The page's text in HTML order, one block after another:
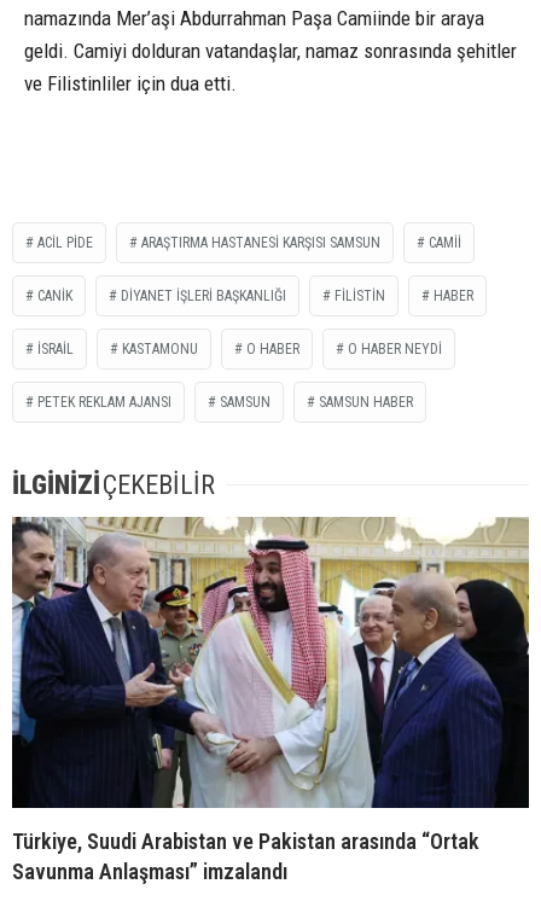
namazında Mer’aşi Abdurrahman Paşa Camiinde bir araya
geldi. Camiyi dolduran vatandaşlar, namaz sonrasında şehitler
ve Filistinliler için dua etti.
ACİL PİDE ARAŞTIRMA HASTANESİ KARŞISI SAMSUN CAMİİ
CANİK DİYANET İŞLERİ BAŞKANLIĞI FİLİSTİN HABER
İSRAİL KASTAMONU O HABER O HABER NEYDİ
PETEK REKLAM AJANSI SAMSUN SAMSUN HABER
İLGİNİZİÇEKEBİLİR
Türkiye, Suudi Arabistan ve Pakistan arasında “Ortak
Savunma Anlaşması” imzalandı